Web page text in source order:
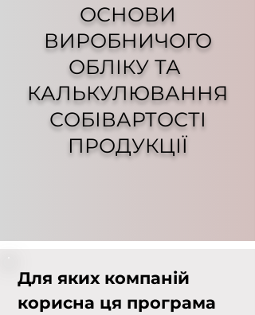
ОСНОВИ
ВИРОБНИЧОГО
ОБЛІКУ ТА
КАЛЬКУЛЮВАННЯ
СОБІВАРТОСТІ
ПРОДУКЦІЇ
Для яких компаній
корисна ця програма